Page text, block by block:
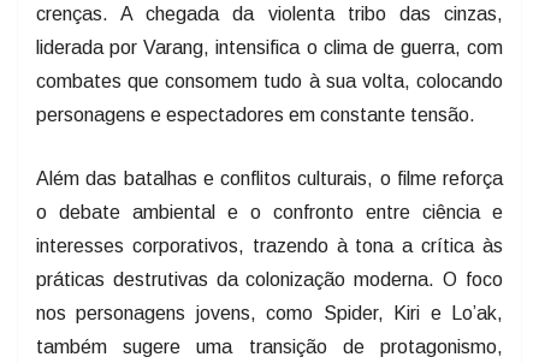
crenças. A chegada da violenta tribo das cinzas,
liderada por Varang, intensifica o clima de guerra, com
combates que consomem tudo à sua volta, colocando
personagens e espectadores em constante tensão.
Além das batalhas e conflitos culturais, o filme reforça
o debate ambiental e o confronto entre ciência e
interesses corporativos, trazendo à tona a crítica às
práticas destrutivas da colonização moderna. O foco
nos personagens jovens, como Spider, Kiri e Lo’ak,
também sugere uma transição de protagonismo,